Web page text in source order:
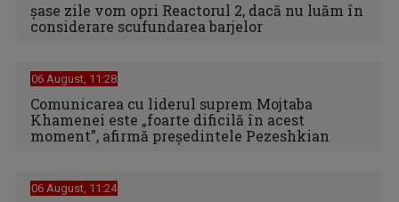
şase zile vom opri Reactorul 2, dacă nu luăm în
considerare scufundarea barjelor
06 August, 11:28
Comunicarea cu liderul suprem Mojtaba
Khamenei este „foarte dificilă în acest
moment”, afirmă preşedintele Pezeshkian
06 August, 11:24